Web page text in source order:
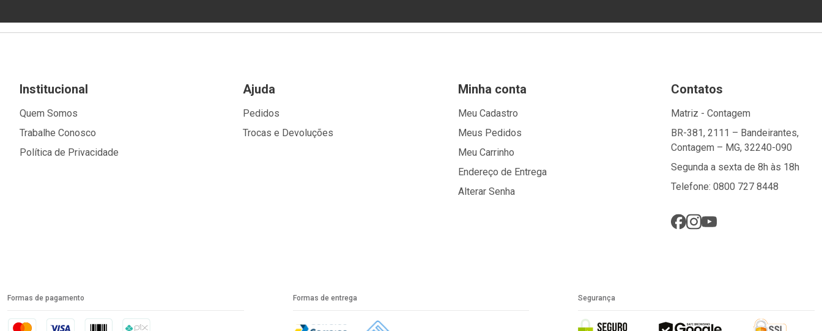
Institucional
Quem Somos
Trabalhe Conosco
Política de Privacidade
Ajuda
Pedidos
Trocas e Devoluções
Minha conta
Meu Cadastro
Meus Pedidos
Meu Carrinho
Endereço de Entrega
Alterar Senha
Contatos
Matriz - Contagem
BR-381, 2111 – Bandeirantes,
Contagem – MG, 32240-090
Segunda a sexta de 8h às 18h
Telefone: 0800 727 8448
Formas de pagamento Formas de entrega Segurança